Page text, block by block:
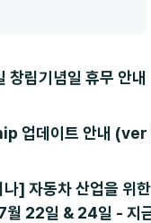
립기념일 휴무 안내
업데이트 안내
] 자동차 산업을 위
월 22일 & 24일 - 지